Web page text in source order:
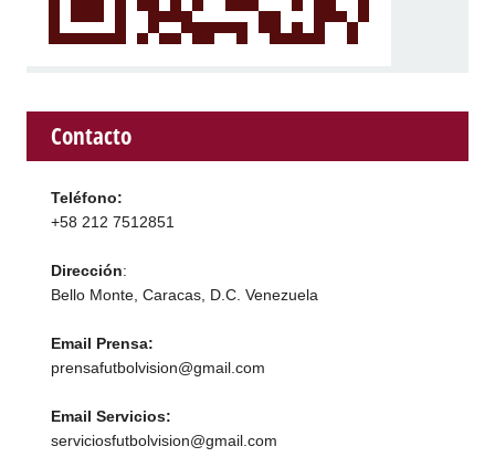
Contacto
Teléfono:
+58 212 7512851
Dirección:
Bello Monte, Caracas, D.C. Venezuela
Email Prensa:
prensafutbolvision@gmail.com
Email Servicios:
serviciosfutbolvision@gmail.com